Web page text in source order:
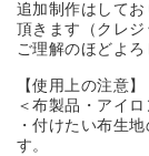
追加制作はして
頂きます（クレジ
ご理解のほどよ
【使用上の注意】
＜布製品・アイ
・付けたい布生
す。